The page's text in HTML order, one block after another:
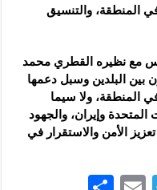
في المنطقة، والتنسيق
مع نظيره القطري محمد
بين البلدين ‏وسبل دعمها
المنطقة، ولا ‏سيما
المتحدة وإيران، والجهود
الأمن ‏والاستقرار في